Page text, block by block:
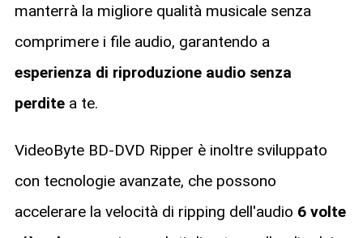
manterrà la migliore qualità musicale senza
comprimere i file audio, garantendo a
esperienza di riproduzione audio senza
perditea te.
VideoByte BD-DVD Ripper è inoltre sviluppato
con tecnologie avanzate, che possono
accelerare la velocità di ripping dell'audio 6 volte